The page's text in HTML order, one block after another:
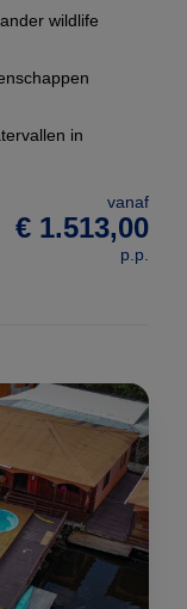
wildlife
in
vanaf
€ 1.513,00
p.p.